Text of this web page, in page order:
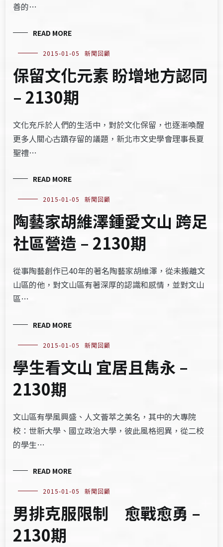
善的…
READ MORE
2015-01-05 新聞回顧
保留文化元素 盼增地方認同
– 2130期
文化充斥於人們的生活中，對於文化保留，也逐漸喚醒
更多人關心古蹟存留的議題，新北市文史學會理事長夏
聖禮…
READ MORE
2015-01-05 新聞回顧
陶藝家胡維澤鍾愛文山 跨足
社區營造 – 2130期
從事陶藝創作已40年的著名陶藝家胡維澤，從未搬離文
山區的他，對文山區有著深厚的認識和感情，並對文山
區…
READ MORE
2015-01-05 新聞回顧
學生看文山 宜居且雋永 –
2130期
文山區有學風興盛、人文薈萃之美名，其中的大專院
校：世新大學、國立政治大學，彼此風格迥異，從二校
的學生…
READ MORE
2015-01-05 新聞回顧
男排克服限制 愈戰愈勇 –
2130期